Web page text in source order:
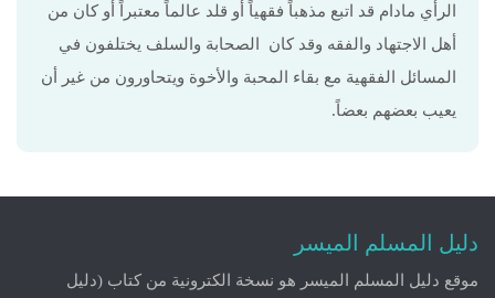
الرأي مادام قد اتبع مذهباً فقهياً أو قلد عالماً معتبراً أو كان من
أهل الاجتهاد والفقه وقد كان الصحابة والسلف يختلفون في
المسائل الفقهية مع بقاء المحبة والأخوة ويتحاورون من غير أن
يعيب بعضهم بعضاً.
دليل المسلم الميسر
موقع دليل المسلم الميسر هو نسخة الكترونية من كتاب (دليل